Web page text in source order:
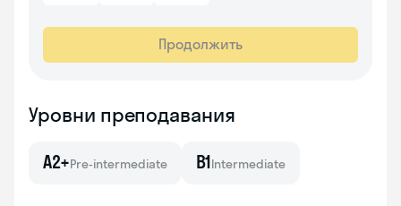
Продолжить
Уровни преподавания
A2+Pre-intermediate B1Intermediate